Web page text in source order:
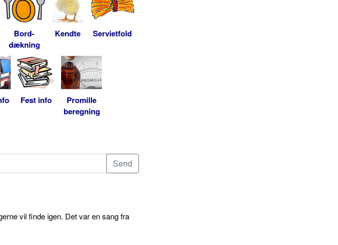
Bord-
dækning
Kendte Servietfold
Fest info
Promille
beregning
vil finde igen. Det var en sang fra